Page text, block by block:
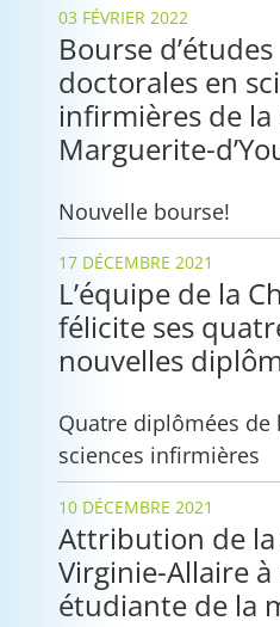
03 FÉVRIER 2022
Bourse d’études
doctorales en
infirmières de la
Marguerite-
Nouvelle bourse!
17 DÉCEMBRE 2021
L’équipe de la
félicite ses
nouvelles
Quatre diplômées de
sciences infirmières
10 DÉCEMBRE 2021
Attribution de
Virginie-Allaire
étudiante de la